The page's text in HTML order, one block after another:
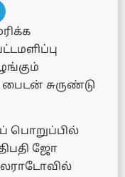
பைடன் சுருண்டு
பொறுப்பில்
ஜோ